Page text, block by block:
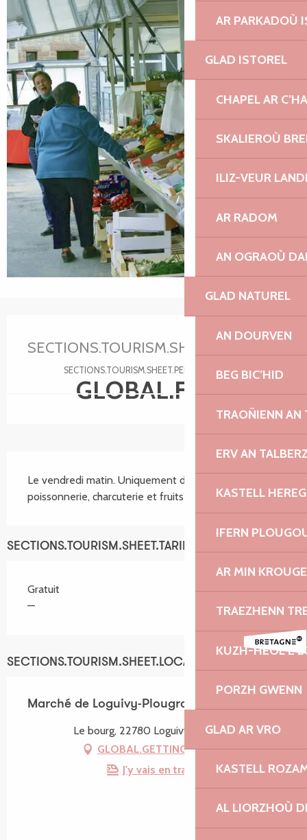
AR PARKADOÙ
GLAD ISTOREL
CHAPEL AR
SKALIEROÙ
ILIZ-VEUR
AR RADOM
AN OGRAOÙ
GLAD NATUREL
AN DOURVEN
BEG BIC’HID
TRAOÑIENN AN
ERV AN
KASTELL HEREG
IFERN
AR MIN
TRAEZHENN
KUZH-HEOL E
PORZH GWENN
GLAD AR VRO
KASTELL
AL LIORZHOÙ
SECTIONS.TOURISM.SHEET.PERIODS.DETAILS
GLOBAL.FREE
SECTIONS.TOURISM.SHEET.DESCRIPTION
Le vendredi matin. Uniquement de l'alimentation :
poissonnerie, charcuterie et fruits et légumes.
SECTIONS.TOURISM.SHEET.TARIFFS.TARIFFS
Gratuit
—
SECTIONS.TOURISM.SHEET.LOCATION
Marché de Loguivy-Plougras
Le bourg, 22780 Loguivy-Plougras
GLOBAL.GETTING_THERE
J'y vais en train !